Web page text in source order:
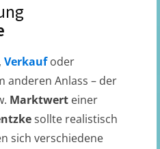
Verkaufoder
anderen Anlass – der
Marktwert einer
sollte realistisch
sich verschiedene